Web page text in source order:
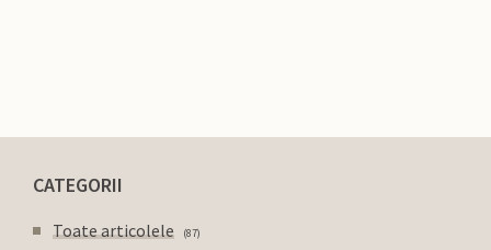
CATEGORII
Toate articolele 87